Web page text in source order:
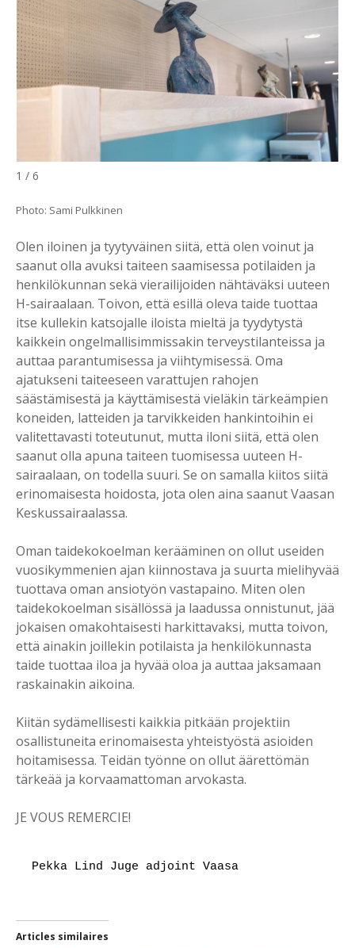
1 / 6
Photo: Sami Pulkkinen
Olen iloinen ja tyytyväinen siitä, että olen voinut ja
saanut olla avuksi taiteen saamisessa potilaiden ja
henkilökunnan sekä vierailijoiden nähtäväksi uuteen
H-sairaalaan. Toivon, että esillä oleva taide tuottaa
itse kullekin katsojalle iloista mieltä ja tyydytystä
kaikkein ongelmallisimmissakin terveystilanteissa ja
auttaa parantumisessa ja viihtymisessä. Oma
ajatukseni taiteeseen varattujen rahojen
säästämisestä ja käyttämisestä vieläkin tärkeämpien
koneiden, latteiden ja tarvikkeiden hankintoihin ei
valitettavasti toteutunut, mutta iloni siitä, että olen
saanut olla apuna taiteen tuomisessa uuteen H-
sairaalaan, on todella suuri. Se on samalla kiitos siitä
erinomaisesta hoidosta, jota olen aina saanut Vaasan
Keskussairaalassa.
Oman taidekokoelman kerääminen on ollut useiden
vuosikymmenien ajan kiinnostava ja suurta mielihyvää
tuottava oman ansiotyön vastapaino. Miten olen
taidekokoelman sisällössä ja laadussa onnistunut, jää
jokaisen omakohtaisesti harkittavaksi, mutta toivon,
että ainakin joillekin potilaista ja henkilökunnasta
taide tuottaa iloa ja hyvää oloa ja auttaa jaksamaan
raskainakin aikoina.
Kiitän sydämellisesti kaikkia pitkään projektiin
osallistuneita erinomaisesta yhteistyöstä asioiden
hoitamisessa. Teidän työnne on ollut äärettömän
tärkeää ja korvaamattoman arvokasta.
JE VOUS REMERCIE!
Pekka Lind Juge adjoint Vaasa
Articles similaires